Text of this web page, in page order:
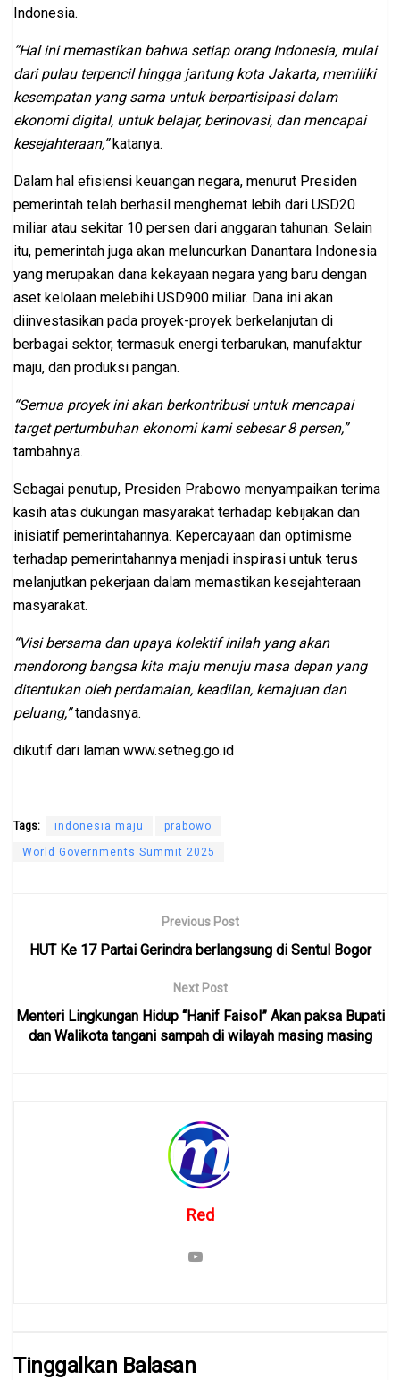
Indonesia.
“Hal ini memastikan bahwa setiap orang Indonesia, mulai
dari pulau terpencil hingga jantung kota Jakarta, memiliki
kesempatan yang sama untuk berpartisipasi dalam
ekonomi digital, untuk belajar, berinovasi, dan mencapai
kesejahteraan,”katanya.
Dalam hal efisiensi keuangan negara, menurut Presiden
pemerintah telah berhasil menghemat lebih dari USD20
miliar atau sekitar 10 persen dari anggaran tahunan. Selain
itu, pemerintah juga akan meluncurkan Danantara Indonesia
yang merupakan dana kekayaan negara yang baru dengan
aset kelolaan melebihi USD900 miliar. Dana ini akan
diinvestasikan pada proyek-proyek berkelanjutan di
berbagai sektor, termasuk energi terbarukan, manufaktur
maju, dan produksi pangan.
“Semua proyek ini akan berkontribusi untuk mencapai
target pertumbuhan ekonomi kami sebesar 8 persen,”
tambahnya.
Sebagai penutup, Presiden Prabowo menyampaikan terima
kasih atas dukungan masyarakat terhadap kebijakan dan
inisiatif pemerintahannya. Kepercayaan dan optimisme
terhadap pemerintahannya menjadi inspirasi untuk terus
melanjutkan pekerjaan dalam memastikan kesejahteraan
masyarakat.
“Visi bersama dan upaya kolektif inilah yang akan
mendorong bangsa kita maju menuju masa depan yang
ditentukan oleh perdamaian, keadilan, kemajuan dan
peluang,”tandasnya.
dikutif dari laman www.setneg.go.id
Tags: indonesia maju prabowo
World Governments Summit 2025
Previous Post
HUT Ke 17 Partai Gerindra berlangsung di Sentul Bogor
Next Post
Menteri Lingkungan Hidup “Hanif Faisol” Akan paksa Bupati
dan Walikota tangani sampah di wilayah masing masing
Red
Tinggalkan Balasan